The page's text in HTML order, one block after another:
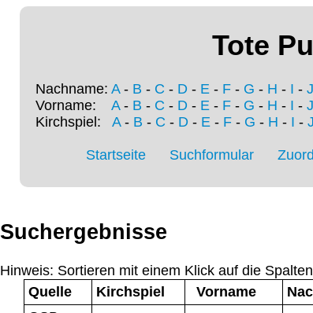
Tote
Nachname: A- B - C - D - E - F - G - H - I - J
Vorname: A- B - C - D - E - F - G - H - I - J
Kirchspiel: A- B - C - D- E- F- G - H - I - J
Startseite Suchformular
Suchergebnisse
Hinweis: Sortieren mit einem Klick auf die
Quelle
Kirchspiel Vorname